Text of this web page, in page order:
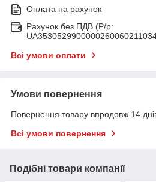
Оплата на рахунок
Рахунок без ПДВ (Р/р:
Всі умови оплати
Умови повернення
Повернення товару впродовж 14
Всі умови повернення
Подібні товари компанії